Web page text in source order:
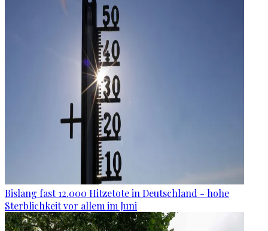
Bislang fast 12.000 Hitzetote in Deutschland - hohe
Sterblichkeit vor allem im Juni